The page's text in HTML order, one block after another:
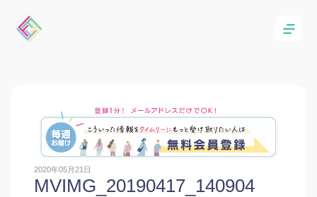
2020年05月21日
MVIMG_20190417_140904